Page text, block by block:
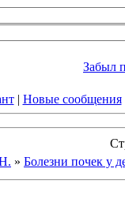
Забыл
| Новые сообщения
» Болезни почек у